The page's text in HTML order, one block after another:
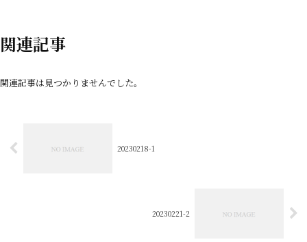
関連記事
関連記事は見つかりませんでした。
20230218-1
20230221-2